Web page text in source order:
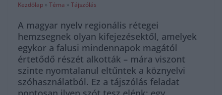
Kezdőlap » Téma » Tájszólás
A magyar nyelv regionális rétegei
hemzsegnek olyan kifejezésektől, amelyek
egykor a falusi mindennapok magától
értetődő részét alkották – mára viszont
szinte nyomtalanul eltűntek a köznyelvi
szóhasználatból. Ez a tájszólás feladat